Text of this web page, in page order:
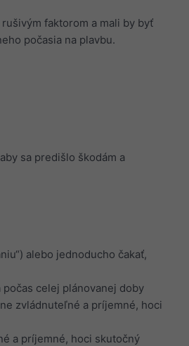
rušivým faktorom a mali by byť
počasia na plavbu.
sa predišlo škodám a
alebo jednoducho čakať,
celej plánovanej doby
zvládnuteľné a príjemné, hoci
a príjemné, hoci skutočný